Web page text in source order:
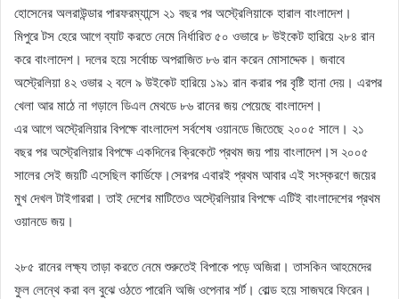
হোসেনের অলরাউন্ডার পারফরম্যান্সে ২১ বছর পর অস্ট্রেলিয়াকে হারাল বাংলাদেশ।
মিপুরে টস হেরে আগে ব্যাট করতে নেমে নির্ধারিত ৫০ ওভারে ৮ উইকেট হারিয়ে ২৮৪ রান
করে বাংলাদেশ। দলের হয়ে সর্বোচ্চ অপরাজিত ৮৬ রান করেন মোসাদ্দেক। জবাবে
অস্ট্রেলিয়া ৪২ ওভার ২ বলে ৯ উইকেট হারিয়ে ১৯১ রান করার পর বৃষ্টি হানা দেয়। এরপর
খেলা আর মাঠে না গড়ালে ডিএল মেথডে ৮৬ রানের জয় পেয়েছে বাংলাদেশ।
এর আগে অস্ট্রেলিয়ার বিপক্ষে বাংলাদেশ সর্বশেষ ওয়ানডে জিতেছে ২০০৫ সালে। ২১
বছর পর অস্ট্রেলিয়ার বিপক্ষে একদিনের ক্রিকেটে প্রথম জয় পায় বাংলাদেশ।স ২০০৫
সালের সেই জয়টি এসেছিল কার্ডিফে।সেরপর এবারই প্রথম আবার এই সংস্করণে জয়ের
মুখ দেখল টাইগাররা। তাই দেশের মাটিতেও অস্ট্রেলিয়ার বিপক্ষে এটিই বাংলাদেশের প্রথম
ওয়ানডে জয়।
২৮৫ রানের লক্ষ্য তাড়া করতে নেমে শুরুতেই বিপাকে পড়ে অজিরা। তাসকিন আহমেদের
ফুল লেন্থে করা বল বুঝে ওঠতে পারেনি অজি ওপেনার শর্ট। বোল্ড হয়ে সাজঘরে ফিরেন।